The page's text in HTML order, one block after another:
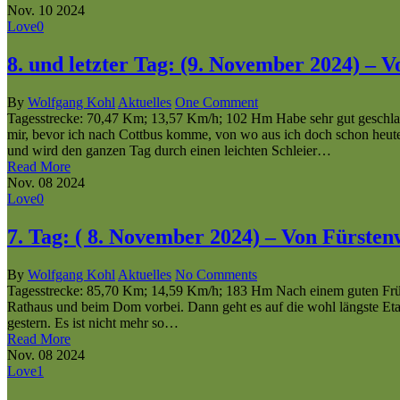
Nov. 10 2024
Love0
8. und letzter Tag: (9. November 2024) –
By Wolfgang Kohl Aktuelles One Comment
Tagesstrecke: 70,47 Km; 13,57 Km/h; 102 Hm Habe sehr gut
mir, bevor ich nach Cottbus komme, von wo aus ich doch schon
und wird den ganzen Tag durch einen leichten Schleier…
Read More
Nov. 08 2024
Love0
7. Tag: ( 8. November 2024) – Von
By Wolfgang Kohl Aktuelles No Comments
Tagesstrecke: 85,70 Km; 14,59 Km/h; 183 Hm Nach einem guten
Rathaus und beim Dom vorbei. Dann geht es auf die wohl längste
gestern. Es ist nicht mehr so…
Read More
Nov. 08 2024
Love1